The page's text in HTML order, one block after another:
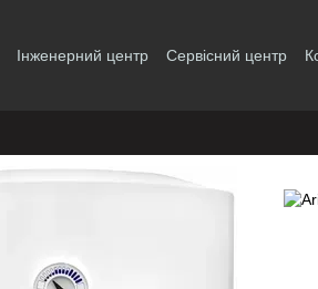
Інженерний центр Сервісний центр